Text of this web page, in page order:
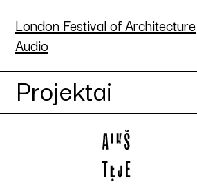
London Festival of Architecture
Audio
Projektai